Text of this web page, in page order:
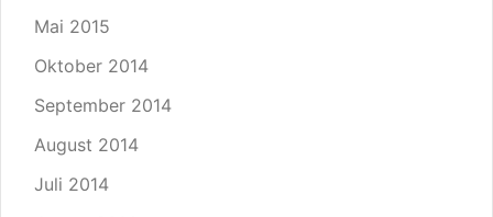
Mai 2015
Oktober 2014
September 2014
August 2014
Juli 2014